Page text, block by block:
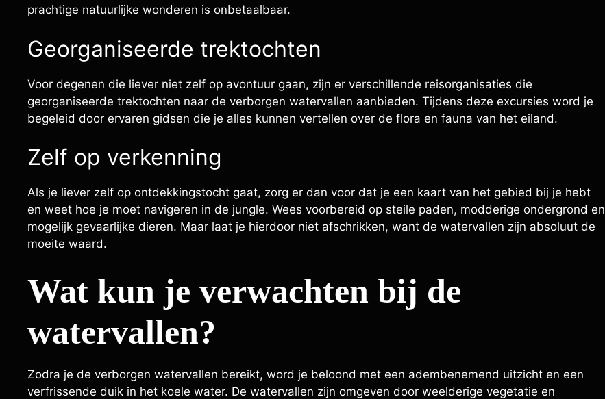
prachtige natuurlijke wonderen is onbetaalbaar.
Georganiseerde trektochten
Voor degenen die liever niet zelf op avontuur gaan, zijn er verschillende reisorganisaties die
georganiseerde trektochten naar de verborgen watervallen aanbieden. Tijdens deze excursies word je
begeleid door ervaren gidsen die je alles kunnen vertellen over de flora en fauna van het eiland.
Zelf op verkenning
Als je liever zelf op ontdekkingstocht gaat, zorg er dan voor dat je een kaart van het gebied bij je hebt
en weet hoe je moet navigeren in de jungle. Wees voorbereid op steile paden, modderige ondergrond en
mogelijk gevaarlijke dieren. Maar laat je hierdoor niet afschrikken, want de watervallen zijn absoluut de
moeite waard.
Wat kun je verwachten bij de
watervallen?
Zodra je de verborgen watervallen bereikt, word je beloond met een adembenemend uitzicht en een
verfrissende duik in het koele water. De watervallen zijn omgeven door weelderige vegetatie en